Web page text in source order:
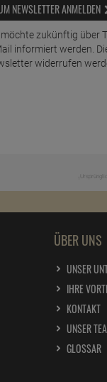
NEWSLETTER ANMELDEN
zukünftig über
informiert werden.
widerrufen
ÜBER UNS
UNSER
IHRE
KONTAKT
UNSER
GLOSSAR